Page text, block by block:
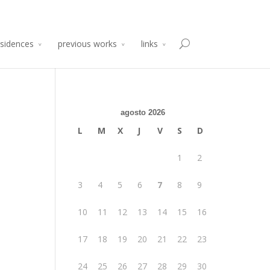
previous works links
agosto 2026
L M X J V S D
1 2
3 4 5 6 7 8 9
10 11 12 13 14 15 16
17 18 19 20 21 22 23
24 25 26 27 28 29 30